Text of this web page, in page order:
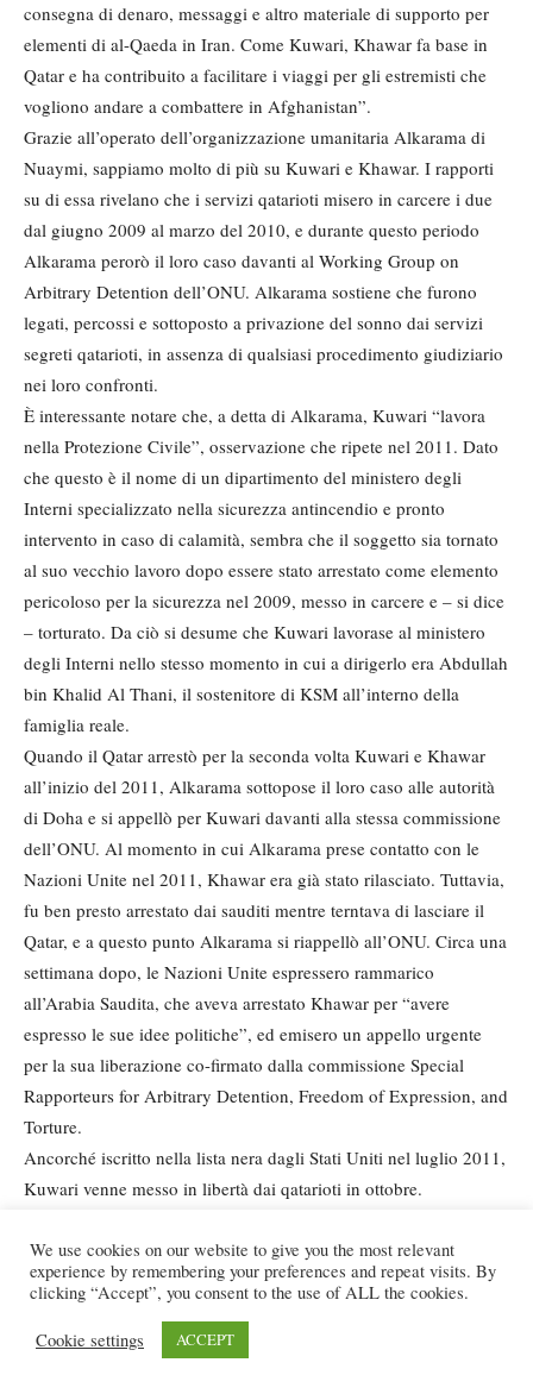
consegna di denaro, messaggi e altro materiale di supporto per
elementi di al-Qaeda in Iran. Come Kuwari, Khawar fa base in
Qatar e ha contribuito a facilitare i viaggi per gli estremisti che
vogliono andare a combattere in Afghanistan”.
Grazie all’operato dell’organizzazione umanitaria Alkarama di
Nuaymi, sappiamo molto di più su Kuwari e Khawar. I rapporti
su di essa rivelano che i servizi qatarioti misero in carcere i due
dal giugno 2009 al marzo del 2010, e durante questo periodo
Alkarama perorò il loro caso davanti al Working Group on
Arbitrary Detention dell’ONU. Alkarama sostiene che furono
legati, percossi e sottoposto a privazione del sonno dai servizi
segreti qatarioti, in assenza di qualsiasi procedimento giudiziario
nei loro confronti.
È interessante notare che, a detta di Alkarama, Kuwari “lavora
nella Protezione Civile”, osservazione che ripete nel 2011. Dato
che questo è il nome di un dipartimento del ministero degli
Interni specializzato nella sicurezza antincendio e pronto
intervento in caso di calamità, sembra che il soggetto sia tornato
al suo vecchio lavoro dopo essere stato arrestato come elemento
pericoloso per la sicurezza nel 2009, messo in carcere e – si dice
– torturato. Da ciò si desume che Kuwari lavorase al ministero
degli Interni nello stesso momento in cui a dirigerlo era Abdullah
bin Khalid Al Thani, il sostenitore di KSM all’interno della
famiglia reale.
Quando il Qatar arrestò per la seconda volta Kuwari e Khawar
all’inizio del 2011, Alkarama sottopose il loro caso alle autorità
di Doha e si appellò per Kuwari davanti alla stessa commissione
dell’ONU. Al momento in cui Alkarama prese contatto con le
Nazioni Unite nel 2011, Khawar era già stato rilasciato. Tuttavia,
fu ben presto arrestato dai sauditi mentre terntava di lasciare il
Qatar, e a questo punto Alkarama si riappellò all’ONU. Circa una
settimana dopo, le Nazioni Unite espressero rammarico
all’Arabia Saudita, che aveva arrestato Khawar per “avere
espresso le sue idee politiche”, ed emisero un appello urgente
per la sua liberazione co-firmato dalla commissione Special
Rapporteurs for Arbitrary Detention, Freedom of Expression, and
Torture.
Ancorché iscritto nella lista nera dagli Stati Uniti nel luglio 2011,
Kuwari venne messo in libertà dai qatarioti in ottobre.
che il rilascio di Kuwari era avvenuto in assenza di accuse
formali o procedimenti a suo carico. Le Nazioni Unite esortarono
operatori finanziari di al-Qaeda.
We use cookies on our website to give you the most relevant
experience by remembering your preferences and repeat visits. By
clicking “Accept”, you consent to the use of ALL the cookies.
Cookie settings ACCEPT